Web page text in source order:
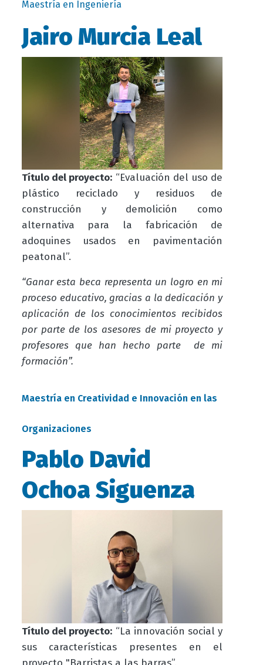
Maestría en Ingeniería
Jairo Murcia Leal
Título del proyecto: “Evaluación del uso de
plástico reciclado y residuos de
construcción y demolición como
alternativa para la fabricación de
adoquines usados en pavimentación
peatonal”.
“Ganar esta beca representa un logro en mi
proceso educativo, gracias a la dedicación y
aplicación de los conocimientos recibidos
por parte de los asesores de mi proyecto y
profesores que han hecho parte de mi
formación”.
Maestría en Creatividad e Innovación en las
Organizaciones
Pablo David
Ochoa Siguenza
Título del proyecto: “La innovación social y
sus características presentes en el